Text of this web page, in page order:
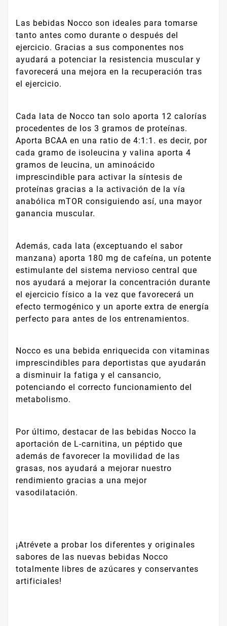
Las bebidas Nocco son ideales para tomarse
tanto antes como durante o después del
ejercicio. Gracias a sus componentes nos
ayudará a potenciar la resistencia muscular y
favorecerá una mejora en la recuperación tras
el ejercicio.
Cada lata de Nocco tan solo aporta 12 calorías
procedentes de los 3 gramos de proteínas.
Aporta BCAA en una ratio de 4:1:1. es decir, por
cada gramo de isoleucina y valina aporta 4
gramos de leucina, un aminoácido
imprescindible para activar la síntesis de
proteínas gracias a la activación de la vía
anabólica mTOR consiguiendo así, una mayor
ganancia muscular.
Además, cada lata (exceptuando el sabor
manzana) aporta 180 mg de cafeína, un potente
estimulante del sistema nervioso central que
nos ayudará a mejorar la concentración durante
el ejercicio físico a la vez que favorecerá un
efecto termogénico y un aporte extra de energía
perfecto para antes de los entrenamientos.
Nocco es una bebida enriquecida con vitaminas
imprescindibles para deportistas que ayudarán
a disminuir la fatiga y el cansancio,
potenciando el correcto funcionamiento del
metabolismo.
Por último, destacar de las bebidas Nocco la
aportación de L-carnitina, un péptido que
además de favorecer la movilidad de las
grasas, nos ayudará a mejorar nuestro
rendimiento gracias a una mejor
vasodilatación.
¡Atrévete a probar los diferentes y originales
sabores de las nuevas bebidas Nocco
totalmente libres de azúcares y conservantes
artificiales!